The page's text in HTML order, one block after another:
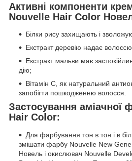
Активні компоненти
Nouvelle Hair Color
Білки рису захищають і
Екстракт деревію надає
Екстракт мальви має
дію;
Вітамін С, як натуральний
запобігти пошкодженню волосся.
Застосування аміачної
Hair Color:
Для фарбування тон в тон і в
змішати фарбу Nouvelle New
Новель і окислювач Nouvelle